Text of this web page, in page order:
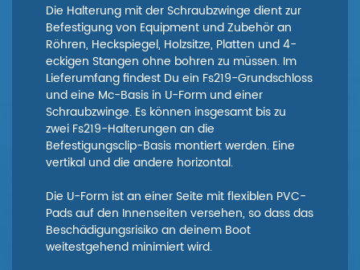
Die Halterung mit der Schraubzwinge dient zur
Befestigung von Equipment und Zubehör an
Röhren, Heckspiegel, Holzsitze, Platten und 4-
eckigen Stangen ohne bohren zu müssen. Im
Lieferumfang findest Du ein Fs219-Grundschloss
und eine Mc-Basis in U-Form und einer
Schraubzwinge. Es können insgesamt bis zu
zwei Fs219-Halterungen an die
Befestigungsclip-Basis montiert werden. Eine
vertikal und die andere horizontal.
Die U-Form ist an einer Seite mit flexiblen PVC-
Pads auf den Innenseiten versehen, so dass das
Beschädigungsrisiko an deinem Boot
weitestgehend minimiert wird.